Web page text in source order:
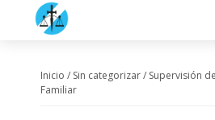
Inicio / Sin categorizar/ Supervisión
Familiar